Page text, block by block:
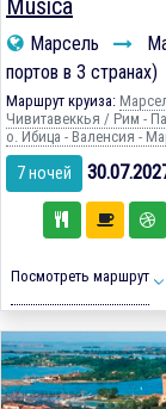
Musica
Марсель
портов в 3 странах)
Маршрут круиза:
Чивитавеккья / Рим -
о. Ибица - Валенсия -
7 ночей
Посмотреть маршрут